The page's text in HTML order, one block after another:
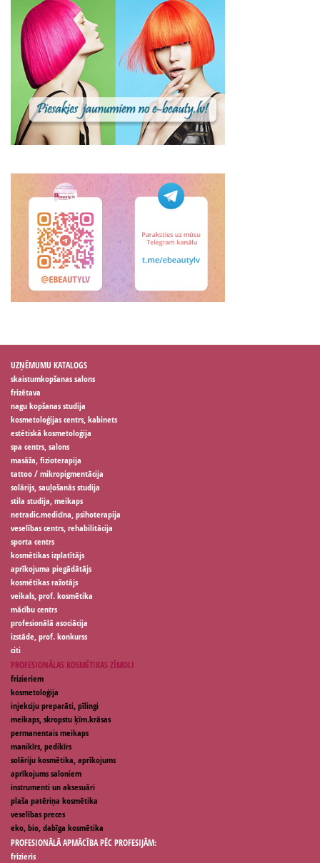
UZŅĒMUMU KATALOGS
skaistumkopšanas salons
frizētava
nagu kopšanas studija
kosmetoloģijas centrs, kabinets
estētiskā kosmetoloģija
spa centrs, salons
masāža, fizioterapija
tattoo / mikropigmentācija
solārijs, sauļošanās studija
stila studija, meikaps
netradic.medicīna, psihoterapija
veselības centrs, rehabilitācija
sporta centrs
kosmētikas izplatītājs
aprīkojuma piegādātājs
kosmētikas ražotājs
veikals, prof. kosmētika
mācību centrs
profesionālā asociācija
izstāde, prof. konkurss
citi
PROFESIONĀLAS KOSMĒTIKAS ZĪMOLI
frizieriem
kosmetoloģija
injekciju preparāti, pīlingi
meikaps, skropstu ķīm.krāsas
permanentais meikaps
manikīrs, pedikīrs
solāriju kosmētika, aprīkojums
aprīkojums saloniem
instrumenti un aksesuāri
plaša patēriņa kosmētika
veselības preces
eko, bio, dabīga kosmētika
PROFESIONĀLĀ APMĀCĪBA PĒC PROFESIJĀM:
frizieris